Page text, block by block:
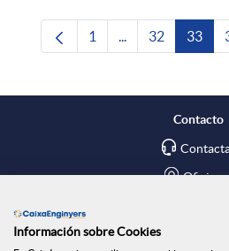
Página
1 PáginasPágina
32 33
Contacto
Oficinas
Información sobre Cookies